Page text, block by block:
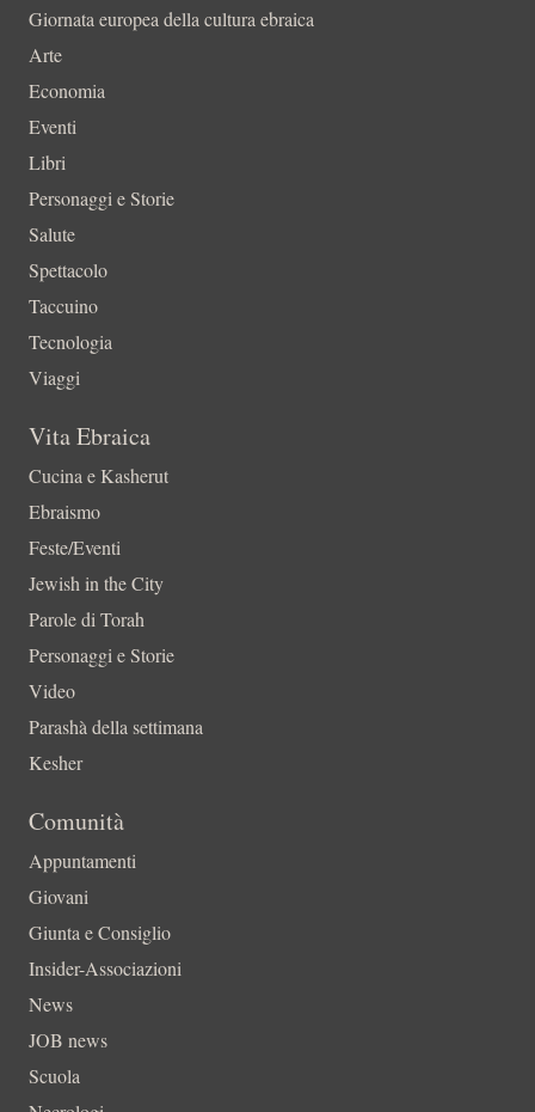
Giornata europea della cultura ebraica
Arte
Economia
Eventi
Libri
Personaggi e Storie
Salute
Spettacolo
Taccuino
Tecnologia
Viaggi
Vita Ebraica
Cucina e Kasherut
Ebraismo
Feste/Eventi
Jewish in the City
Parole di Torah
Personaggi e Storie
Video
Parashà della settimana
Kesher
Comunità
Appuntamenti
Giovani
Giunta e Consiglio
Insider-Associazioni
News
JOB news
Scuola